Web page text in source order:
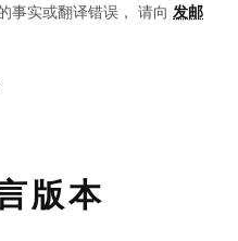
事实或翻译错误， 请向 发邮
版本